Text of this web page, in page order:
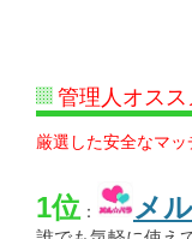
管理人オス
厳選した安全なマッ
1位 ： メ